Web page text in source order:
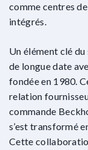
comme centres
intégrés.
Un élément clé
de longue date
fondée en 1980.
relation
commande
s’est transformé
Cette